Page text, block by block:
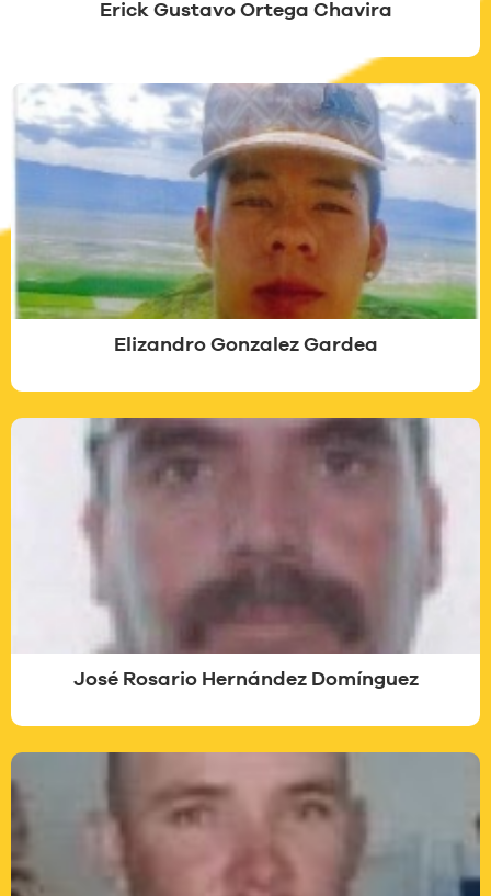
Erick Gustavo Ortega Chavira
Elizandro Gonzalez Gardea
José Rosario Hernández Domínguez